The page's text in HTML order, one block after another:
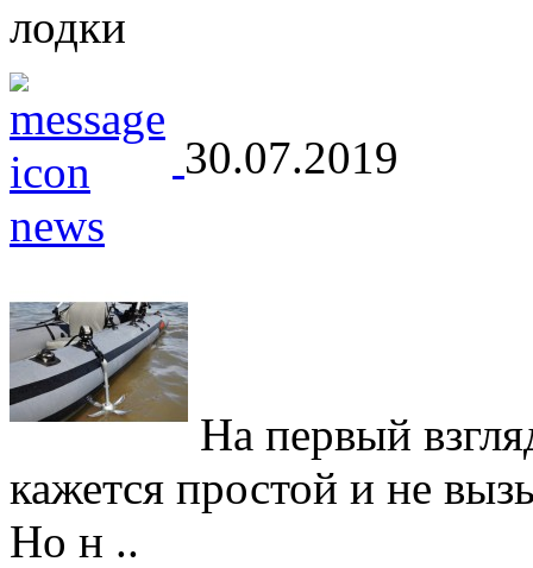
лодки
30.07.2019
На первый
кажется простой и не
Но н ..